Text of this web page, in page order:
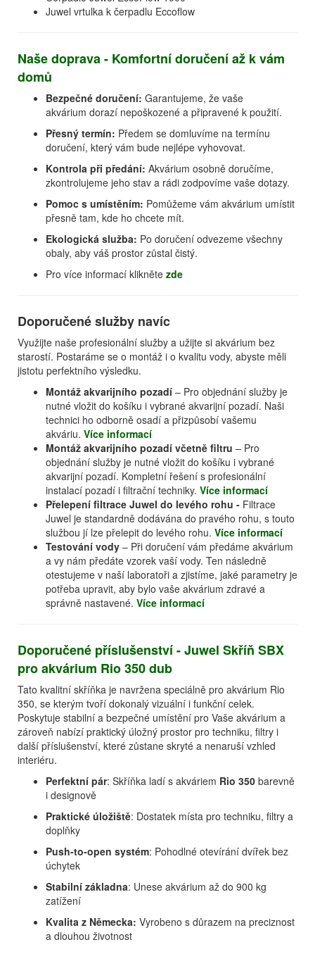
Juwel vrtulka k čerpadlu Eccoflow
Naše doprava - Komfortní doručení až k vám
domů
Bezpečné doručení: Garantujeme, že vaše
akvárium dorazí nepoškozené a připravené k použití.
Přesný termín: Předem se domluvíme na termínu
doručení, který vám bude nejlépe vyhovovat.
Kontrola při předání: Akvárium osobně doručíme,
zkontrolujeme jeho stav a rádi zodpovíme vaše dotazy.
Pomoc s umístěním: Pomůžeme vám akvárium umístit
přesně tam, kde ho chcete mít.
Ekologická služba: Po doručení odvezeme všechny
obaly, aby váš prostor zůstal čistý.
Pro více informací klikněte zde
Doporučené služby navíc
Využijte naše profesionální služby a užijte si akvárium bez
starostí. Postaráme se o montáž i o kvalitu vody, abyste měli
jistotu perfektního výsledku.
Montáž akvarijního pozadí – Pro objednání služby je
nutné vložit do košíku i vybrané akvarijní pozadí. Naši
technici ho odborně osadí a přizpůsobí vašemu
akváriu. Více informací
Montáž akvarijního pozadí včetně filtru – Pro
objednání služby je nutné vložit do košíku i vybrané
akvarijní pozadí. Kompletní řešení s profesionální
instalací pozadí i filtrační techniky. Více informací
Přelepení filtrace Juwel do levého rohu - Filtrace
Juwel je standardně dodávána do pravého rohu, s touto
službou jí lze přelepit do levého rohu. Více informací
Testování vody – Při doručení vám předáme akvárium
a vy nám předáte vzorek vaší vody. Ten následně
otestujeme v naší laboratoři a zjistíme, jaké parametry je
potřeba upravit, aby bylo vaše akvárium zdravé a
správně nastavené. Více informací
Doporučené příslušenství - Juwel Skříň SBX
pro akvárium Rio 350 dub
Tato kvalitní skříňka je navržena speciálně pro akvárium Rio
350, se kterým tvoří dokonalý vizuální i funkční celek.
Poskytuje stabilní a bezpečné umístění pro Vaše akvárium a
zároveň nabízí praktický úložný prostor pro techniku, filtry i
další příslušenství, které zůstane skryté a nenaruší vzhled
interiéru.
Perfektní pár: Skříňka ladí s akváriem Rio 350 barevně
i designově
Praktické úložiště: Dostatek místa pro techniku, filtry a
doplňky
Push-to-open systém: Pohodlné otevírání dvířek bez
úchytek
Stabilní základna: Unese akvárium až do 900 kg
zatížení
Kvalita z Německa: Vyrobeno s důrazem na preciznost
a dlouhou životnost